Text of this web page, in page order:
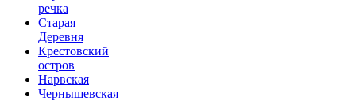
речка
Старая
Деревня
Крестовский
остров
Нарвская
Чернышевская